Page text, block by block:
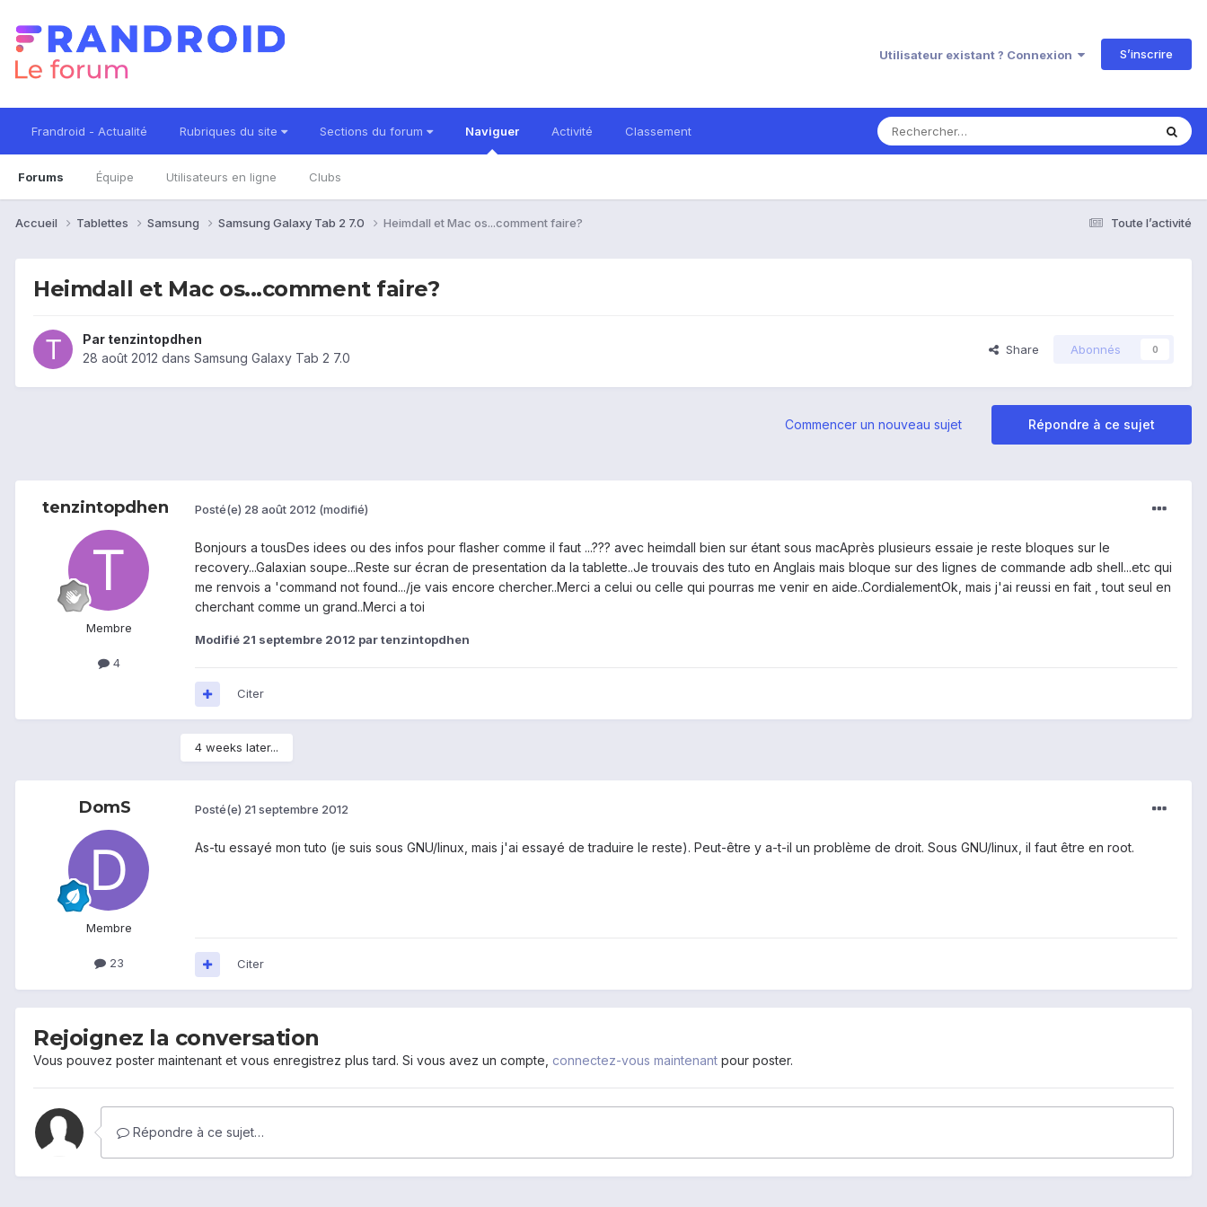
Utilisateur existant ? Connexion S’inscrire
Frandroid - Actualité Rubriques du site Sections du forum Naviguer
Forums Équipe Utilisateurs en ligne Clubs
Activité Classement
Toute l’activité
Accueil Tablettes Samsung Samsung Galaxy Tab 2 7.0 Heimdall et Mac os...comment faire?
Heimdall et Mac os...comment faire?
Par tenzintopdhen
28 août 2012 dans Samsung Galaxy Tab 2 7.0
Share Abonnés 0
Répondre à ce sujet
Commencer un nouveau sujet
tenzintopdhen
Membre
4
Posté(e) 28 août 2012 (modifié)
Bonjours a tousDes idees ou des infos pour flasher comme il faut ...??? avec heimdall bien sur étant sous macAprès plusieurs essaie je reste bloques sur le
recovery...Galaxian soupe...Reste sur écran de presentation da la tablette..Je trouvais des tuto en Anglais mais bloque sur des lignes de commande adb shell...etc qui
me renvois a 'command not found.../je vais encore chercher..Merci a celui ou celle qui pourras me venir en aide..CordialementOk, mais j'ai reussi en fait , tout seul en
cherchant comme un grand..Merci a toi
Modifié 21 septembre 2012 par tenzintopdhen
Citer
4 weeks later...
DomS
Membre
23
Posté(e) 21 septembre 2012
As-tu essayé mon tuto (je suis sous GNU/linux, mais j'ai essayé de traduire le reste). Peut-être y a-t-il un problème de droit. Sous GNU/linux, il faut être en root.
Citer
Rejoignez la conversation
Vous pouvez poster maintenant et vous enregistrez plus tard. Si vous avez un compte, connectez-vous maintenant pour poster.
Répondre à ce sujet…